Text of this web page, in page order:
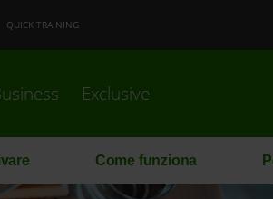
QUICK TRAINING
Exclusive
Come funziona